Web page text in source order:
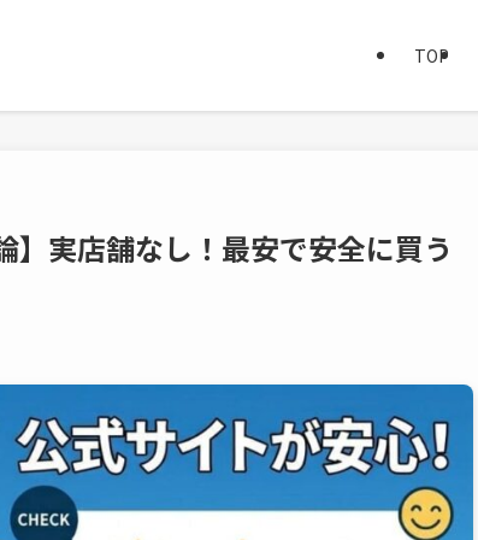
TOP
】実店舗なし！最安で安全に買う